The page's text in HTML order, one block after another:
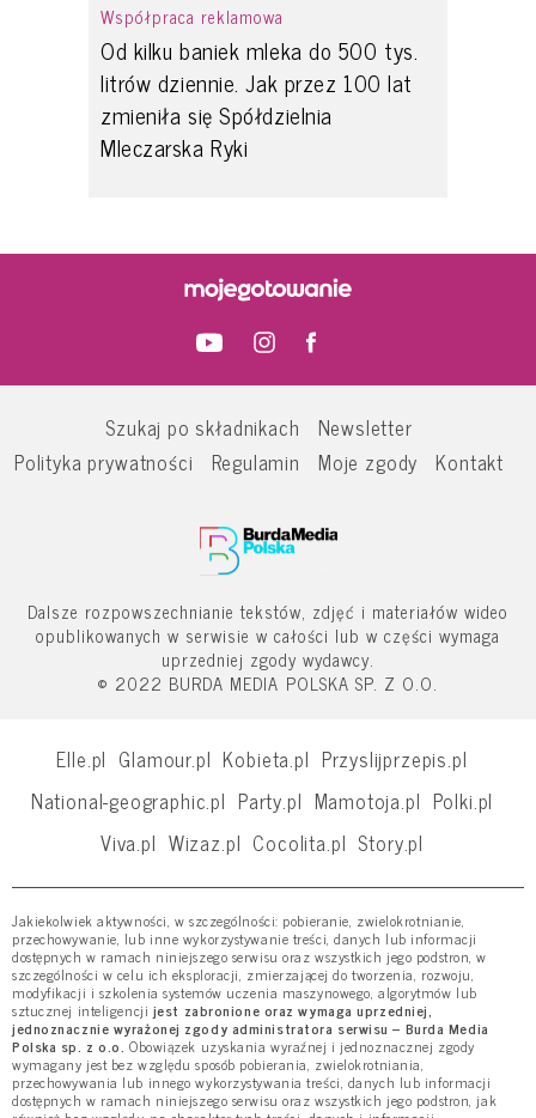
Współpraca reklamowa
Od kilku baniek mleka do 500 tys.
litrów dziennie. Jak przez 100 lat
zmieniła się Spółdzielnia
Mleczarska Ryki
Szukaj po składnikach
Newsletter
Polityka prywatności
Regulamin Moje zgody Kontakt
Dalsze rozpowszechnianie tekstów, zdjęć i materiałów wideo
opublikowanych w serwisie w całości lub w części wymaga
uprzedniej zgody wydawcy.
© 2022 BURDA MEDIA POLSKA SP. Z O.O.
Elle.pl Glamour.pl Kobieta.pl Przyslijprzepis.pl
National-geographic.pl Party.pl Mamotoja.pl Polki.pl
Viva.pl Wizaz.pl Cocolita.pl Story.pl
Jakiekolwiek aktywności, w szczególności: pobieranie, zwielokrotnianie,
przechowywanie, lub inne wykorzystywanie treści, danych lub informacji
dostępnych w ramach niniejszego serwisu oraz wszystkich jego podstron, w
szczególności w celu ich eksploracji, zmierzającej do tworzenia, rozwoju,
modyfikacji i szkolenia systemów uczenia maszynowego, algorytmów lub
sztucznej inteligencji jest zabronione oraz wymaga uprzedniej,
jednoznacznie wyrażonej zgody administratora serwisu – Burda Media
Polska sp. z o.o. Obowiązek uzyskania wyraźnej i jednoznacznej zgody
wymagany jest bez względu sposób pobierania, zwielokrotniania,
przechowywania lub innego wykorzystywania treści, danych lub informacji
dostępnych w ramach niniejszego serwisu oraz wszystkich jego podstron, jak